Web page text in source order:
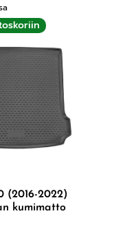
(2016-2022)
kumimatto